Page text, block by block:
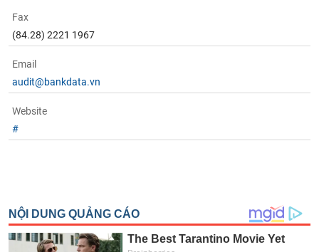
Fax
(84.28) 2221 1967
Email
audit@bankdata.vn
Website
#
chính